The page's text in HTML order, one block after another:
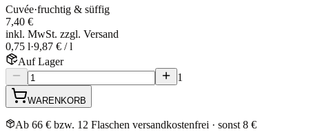
Cuvée·fruchtig & süffig
7,40 €
inkl. MwSt. zzgl. Versand
0,75 l·9,87 € / l
Auf Lager
1
WARENKORB
Ab 66 € bzw. 12 Flaschen versandkostenfrei · sonst 8 €